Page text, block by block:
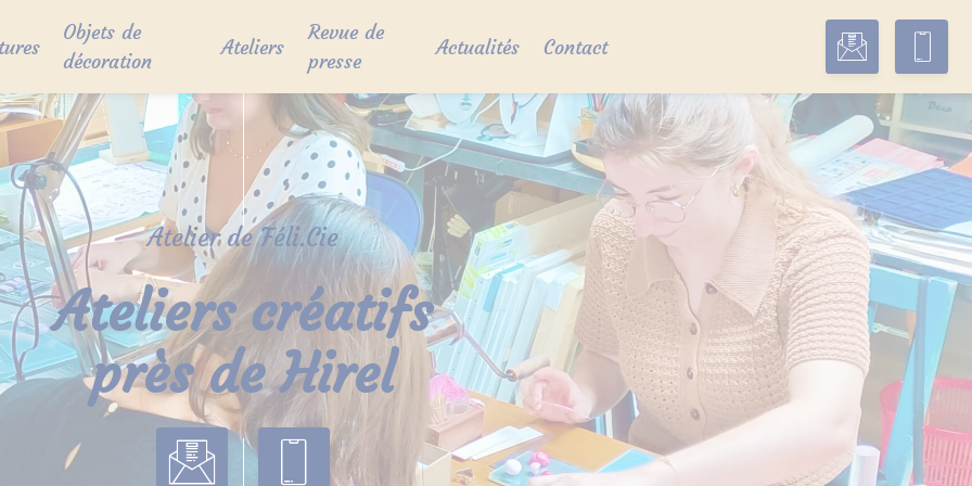
Objets de
décoration
Ateliers
Revue de
presse
Actualités Contact
Atelier de Féli.Cie
Ateliers créatifs
près de Hirel